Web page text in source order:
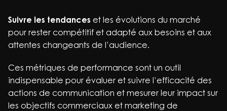
Suivre les tendances et les évolutions du marché
pour rester compétitif et adapté aux besoins et aux
attentes changeants de l’audience.
Ces métriques de performance sont un outil
indispensable pour évaluer et suivre l’efficacité des
actions de communication et mesurer leur impact sur
les objectifs commerciaux et marketing de